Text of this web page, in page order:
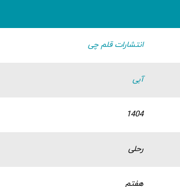
انتشارات قلم چی
آبی
1404
رحلی
هفتم